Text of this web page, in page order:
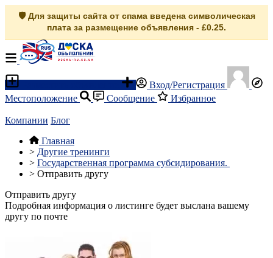
🛡️ Для защиты сайта от спама введена символическая
плата за размещение объявления - £0.25.
Вход/Регистрация
Местоположение
Сообщение Избранное
Компании Блог
Главная
> Другие тренинги
> Государственная программа субсидирования.
> Отправить другу
Отправить другу
Подробная информация о листинге будет выслана вашему
другу по почте